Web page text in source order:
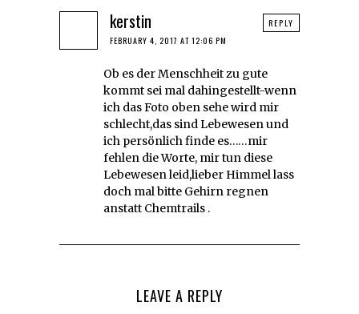
kerstin
FEBRUARY 4, 2017 AT 12:06 PM
Ob es der Menschheit zu gute
kommt sei mal dahingestellt-wenn
ich das Foto oben sehe wird mir
schlecht,das sind Lebewesen und
ich persönlich finde es……mir
fehlen die Worte, mir tun diese
Lebewesen leid,lieber Himmel lass
doch mal bitte Gehirn regnen
anstatt Chemtrails .
REPLY
LEAVE A REPLY